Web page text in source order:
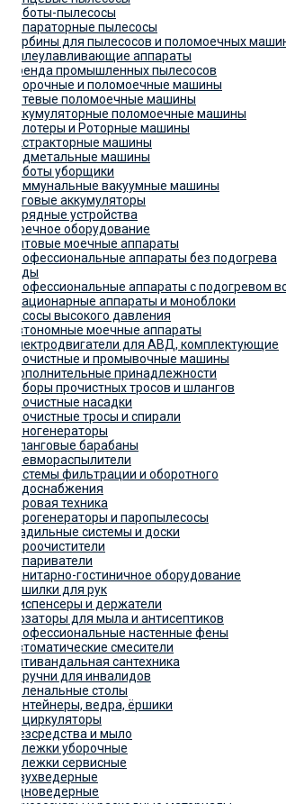
Роботы-пылесосы
Сепараторные пылесосы
Турбины для пылесосов и поломоечных
Пылеулавливающие аппараты
Аренда промышленных пылесосов
Уборочные и поломоечные машины
Сетевые поломоечные машины
Аккумуляторные поломоечные машины
Полотеры и Роторные машины
Экстракторные машины
Подметальные машины
Роботы уборщики
Коммунальные вакуумные машины
Тяговые аккумуляторы
Зарядные устройства
Моечное оборудование
Бытовые моечные аппараты
Профессиональные аппараты без подогрева
воды
Профессиональные аппараты с подогревом
Стационарные аппараты и моноблоки
Насосы высокого давления
Автономные моечные аппараты
Электродвигатели для АВД, комплектующие
Прочистные и промывочные машины
Дополнительные принадлежности
Наборы прочистных тросов и шлангов
Прочистные насадки
Прочистные тросы и спирали
Пеногенераторы
Шланговые барабаны
Пневмораспылители
Системы фильтрации и оборотного
водоснабжения
Паровая техника
Парогенераторы и паропылесосы
Гладильные системы и доски
Пароочистители
Отпариватели
Санитарно-гостиничное оборудование
Сушилки для рук
Диспенсеры и держатели
Дозаторы для мыла и антисептиков
Профессиональные настенные фены
Автоматические смесители
Антивандальная сантехника
Поручни для инвалидов
Пеленальные столы
Контейнеры, ведра, ёршики
Рециркуляторы
Дезсредства и мыло
Тележки уборочные
Тележки сервисные
Двухведерные
Одноведерные